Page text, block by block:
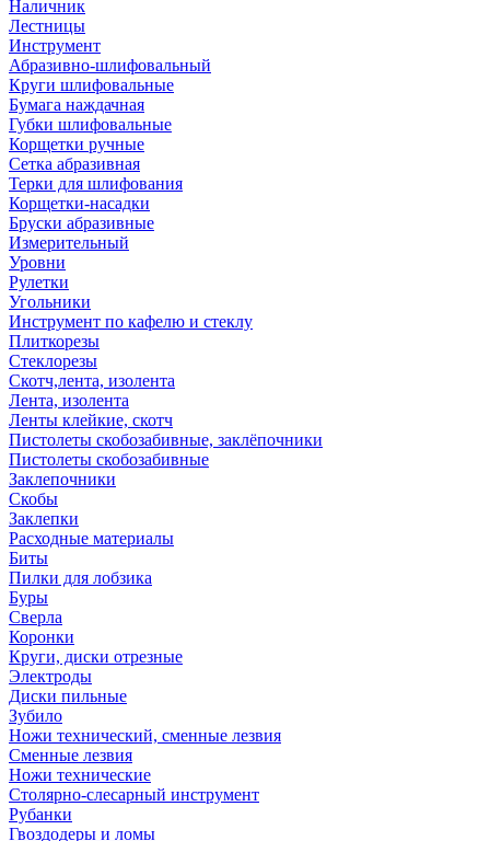
Наличник
Лестницы
Инструмент
Абразивно-шлифовальный
Круги шлифовальные
Бумага наждачная
Губки шлифовальные
Корщетки ручные
Сетка абразивная
Терки для шлифования
Корщетки-насадки
Бруски абразивные
Измерительный
Уровни
Рулетки
Угольники
Инструмент по кафелю и стеклу
Плиткорезы
Стеклорезы
Скотч,лента, изолента
Лента, изолента
Ленты клейкие, скотч
Пистолеты скобозабивные, заклёпочники
Пистолеты скобозабивные
Заклепочники
Скобы
Заклепки
Расходные материалы
Биты
Пилки для лобзика
Буры
Сверла
Коронки
Круги, диски отрезные
Электроды
Диски пильные
Зубило
Ножи технический, сменные лезвия
Сменные лезвия
Ножи технические
Столярно-слесарный инструмент
Рубанки
Гвоздодеры и ломы